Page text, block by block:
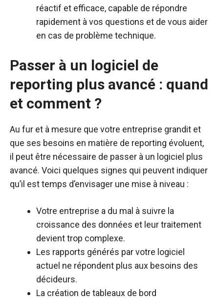
réactif et efficace, capable de répondre
rapidement à vos questions et de vous aider
en cas de problème technique.
Passer à un logiciel de
reporting plus avancé : quand
et comment ?
Au fur et à mesure que votre entreprise grandit et
que ses besoins en matière de reporting évoluent,
il peut être nécessaire de passer à un logiciel plus
avancé. Voici quelques signes qui peuvent indiquer
qu’il est temps d’envisager une mise à niveau :
Votre entreprise a du mal à suivre la
croissance des données et leur traitement
devient trop complexe.
Les rapports générés par votre logiciel
actuel ne répondent plus aux besoins des
décideurs.
La création de tableaux de bord